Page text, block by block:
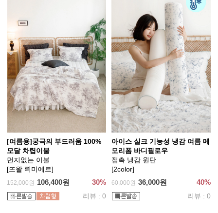
[여름용]궁극의 부드러움 100%
모달 차렵이불
먼지없는 이불
[뜨왈 뤼미에르]
152,000원 106,400원 30%
리뷰 : 0
아이스 실크 기능성 냉감 여름 메
모리폼 바디필로우
접촉 냉감 원단
[2color]
60,000원 36,000원 40%
리뷰 : 0